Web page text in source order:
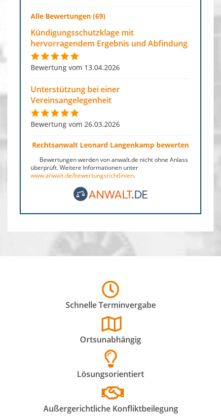
Alle Bewertungen (69)
Kündigungsschutzklage mit
hervorragendem Ergebnis und Abfindung
Bewertung vom 13.04.2026
Unterstützung bei einer
Vereinsangelegenheit
Bewertung vom 26.03.2026
Rechtsanwalt Leonard Langenkamp bewerten
Bewertungen werden von anwalt.de nicht ohne Anlass
überprüft. Weitere Informationen unter
www.anwalt.de/bewertungsrichtlinien.
Schnelle Terminvergabe
Ortsunabhängig
Lösungsorientiert
Außergerichtliche Konfliktbeilegung